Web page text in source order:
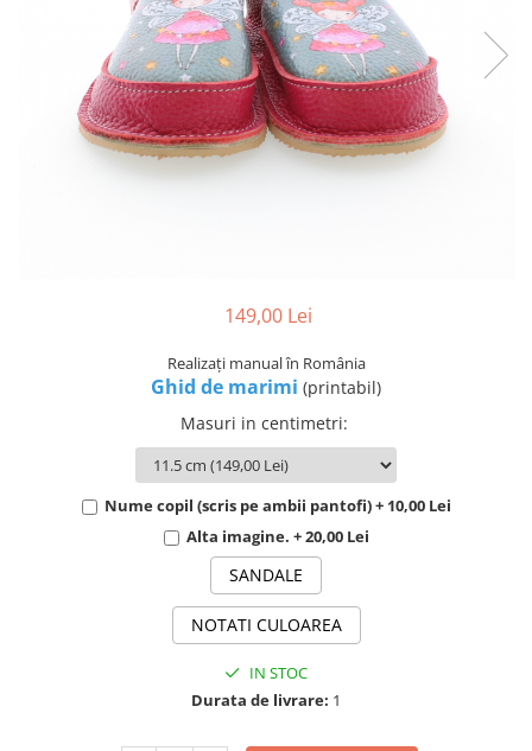
149,00 Lei
Realizați manual în România
Ghid de marimi (printabil)
Masuri in centimetri:
Nume copil (scris pe ambii pantofi) + 10,00 Lei
Alta imagine. + 20,00 Lei
SANDALE
NOTATI CULOAREA
IN STOC
Durata de livrare: 1